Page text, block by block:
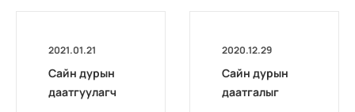
2021.01.21
Сайн дурын
даатгуулагч
2020.12.29
Сайн дурын
даатгалыг